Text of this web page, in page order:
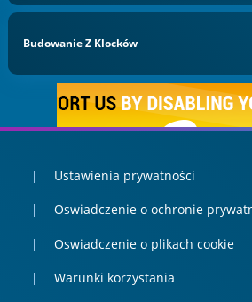
Budowanie Z Klocków
Ustawienia prywatności
Oswiadczenie o ochronie
Oswiadczenie o plikach cookie
Warunki korzystania